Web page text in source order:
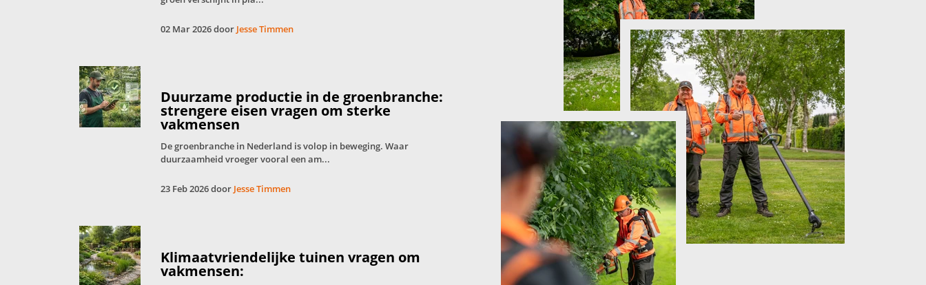
02 Mar 2026 door Jesse Timmen
Duurzame productie in de groenbranche:
strengere eisen vragen om sterke
vakmensen
De groenbranche in Nederland is volop in beweging. Waar
duurzaamheid vroeger vooral een am...
23 Feb 2026 door Jesse Timmen
Klimaatvriendelijke tuinen vragen om
vakmensen: